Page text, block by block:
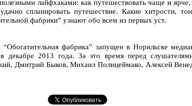
лайфхаками: как путешествовать чаще и
спланировать путешествие. Какие хитрости,
фабрики” узнают обо всем из первых уст.
“Обогатительная фабрика” запущен в Норильске
декабре 2013 года. За это время перед
Дмитрий Быков, Михаил Полицеймако, Алексей